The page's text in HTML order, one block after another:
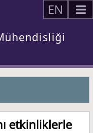
EN
etkinliklerle